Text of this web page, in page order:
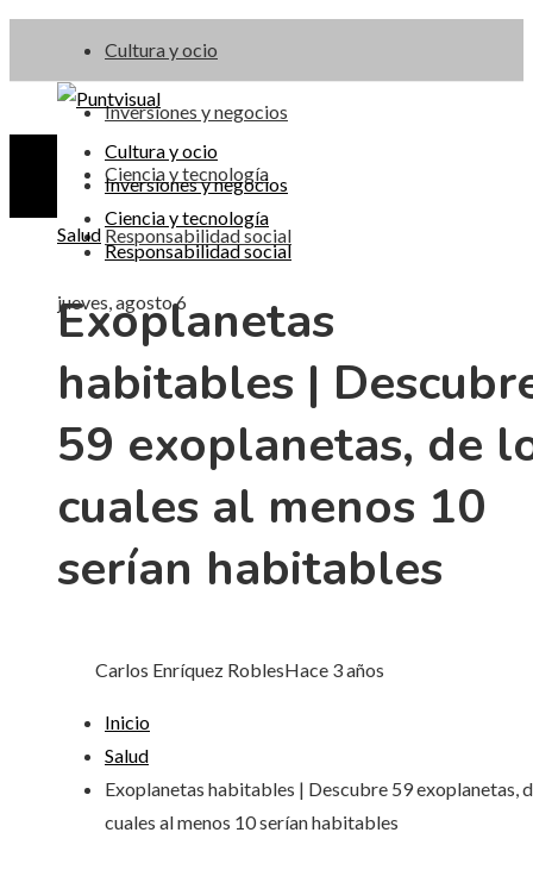
Cultura y ocio
Inversiones y negocios
Ciencia y tecnología
Responsabilidad social
jueves, agosto 6
Cultura y ocio
Inversiones y negocios
Ciencia y tecnología
Responsabilidad social
Salud
Exoplanetas
habitables |
59 exoplanetas, de
cuales al menos 10
serían habitables
Carlos Enríquez RoblesHace 3 años
Inicio
Salud
Exoplanetas habitables | Descubre 59 exoplanetas,
cuales al menos 10 serían habitables